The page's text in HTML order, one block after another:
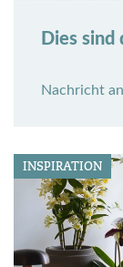
Dies
Nachricht
INSPIRATION